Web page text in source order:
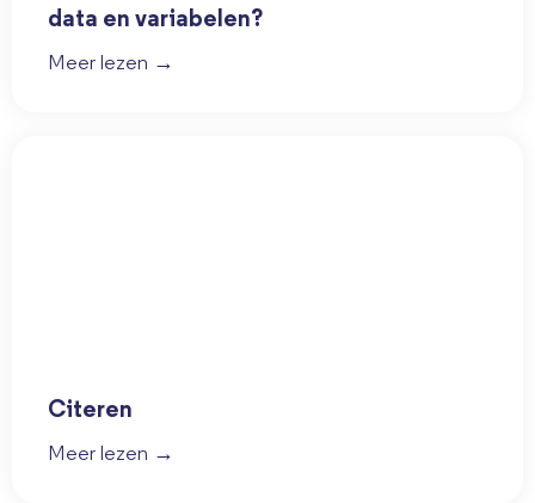
data en variabelen?
Meer lezen →
Citeren
Meer lezen →